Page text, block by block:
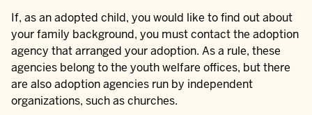
If, as an adopted child, you would like to find out about
your family background, you must contact the adoption
agency that arranged your adoption. As a rule, these
agencies belong to the youth welfare offices, but there
are also adoption agencies run by independent
organizations, such as churches.